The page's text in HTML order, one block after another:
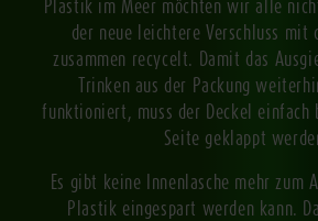
Plastik im Meer möchten wir alle
der neue leichtere Verschluss mit
zusammen recycelt. Damit das
Trinken aus der Packung
funktioniert, muss der Deckel einfach
Seite geklappt
Es gibt keine Innenlasche mehr zum
Plastik eingespart werden kann.